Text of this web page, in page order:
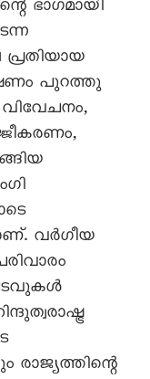
ഭാഗമായി
പുറത്തു
വർഗീയ